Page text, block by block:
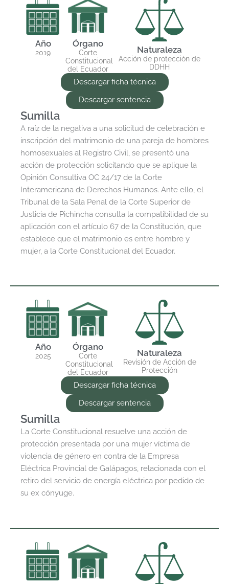
Año
2019
Órgano
Corte
Constitucional
del Ecuador
Naturaleza
Acción de protección de
DDHH
Descargar ficha técnica
Descargar sentencia
Sumilla
A raíz de la negativa a una solicitud de celebración e
inscripción del matrimonio de una pareja de hombres
homosexuales al Registro Civil, se presentó una
acción de protección solicitando que se aplique la
Opinión Consultiva OC 24/17 de la Corte
Interamericana de Derechos Humanos. Ante ello, el
Tribunal de la Sala Penal de la Corte Superior de
Justicia de Pichincha consulta la compatibilidad de su
aplicación con el artículo 67 de la Constitución, que
establece que el matrimonio es entre hombre y
mujer, a la Corte Constitucional del Ecuador.
Año
2025
Órgano
Corte
Constitucional
del Ecuador
Naturaleza
Revisión de Acción de
Protección
Descargar ficha técnica
Descargar sentencia
Sumilla
La Corte Constitucional resuelve una acción de
protección presentada por una mujer víctima de
violencia de género en contra de la Empresa
Eléctrica Provincial de Galápagos, relacionada con el
retiro del servicio de energía eléctrica por pedido de
su ex cónyuge.